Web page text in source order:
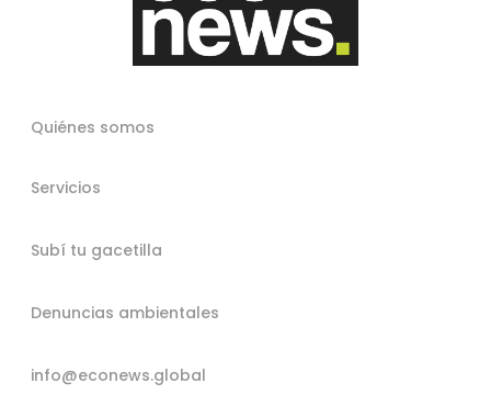
Quiénes somos
Servicios
Subí tu gacetilla
Denuncias ambientales
info@econews.global